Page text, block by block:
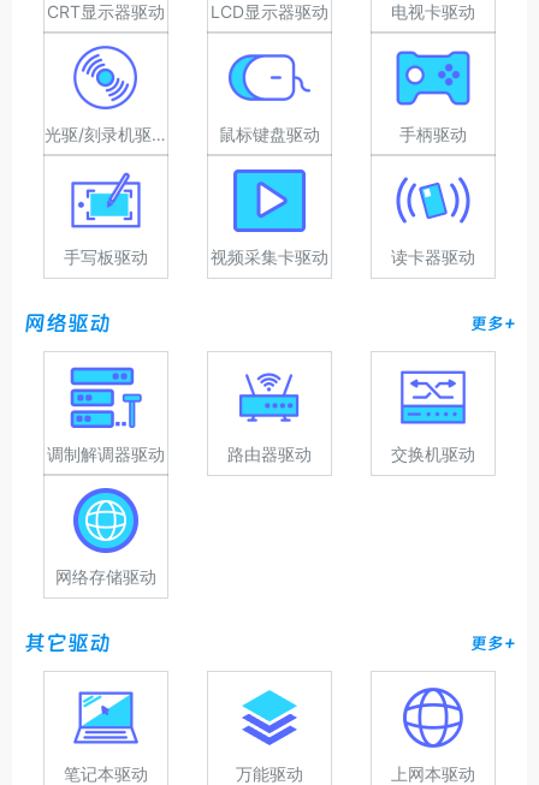
CRT显示器驱动 LCD显示器驱动 电视卡驱动
光驱/刻录机驱动 鼠标键盘驱动 手柄驱动
手写板驱动 视频采集卡驱动 读卡器驱动
网络驱动 更多+
调制解调器驱动 路由器驱动 交换机驱动
网络存储驱动
其它驱动 更多+
笔记本驱动 万能驱动 上网本驱动